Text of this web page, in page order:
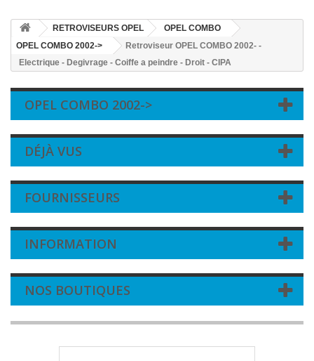
RETROVISEURS OPEL
OPEL COMBO
OPEL COMBO 2002->
Retroviseur OPEL COMBO 2002- -
Electrique - Degivrage - Coiffe a peindre - Droit - CIPA
OPEL COMBO 2002->
DÉJÀ VUS
FOURNISSEURS
INFORMATION
NOS BOUTIQUES